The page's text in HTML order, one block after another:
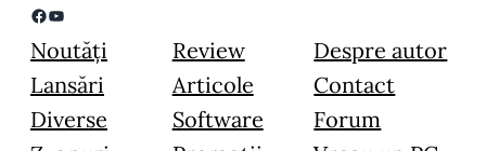
Facebook YouTube
Noutăți
Lansări
Diverse
Review
Articole
Software
Despre autor
Contact
Forum